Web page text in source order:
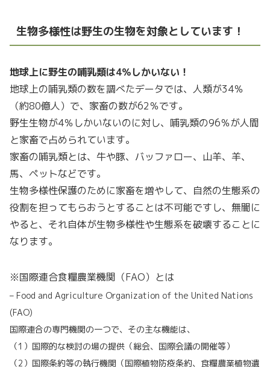
生物多様性は野生の生物を対象としています！
地球上に野生の哺乳類は4％しかいない！
地球上の哺乳類の数を調べたデータでは、人類が34％
（約80億人）で、家畜の数が62％です。
野生生物が4％しかいないのに対し、哺乳類の96％が人間
と家畜で占められています。
家畜の哺乳類とは、牛や豚、バッファロー、山羊、羊、
馬、ペットなどです。
生物多様性保護のために家畜を増やして、自然の生態系の
役割を担ってもらおうとすることは不可能ですし、無闇に
やると、それ自体が生物多様性や生態系を破壊することに
なります。
※国際連合食糧農業機関（FAO）とは
– Food and Agriculture Organization of the United Nations
(FAO)
国際連合の専門機関の一つで、その主な機能は、
（1）国際的な検討の場の提供（総会、国際会議の開催等）
（2）国際条約等の執行機関（国際植物防疫条約、食糧農業植物遺